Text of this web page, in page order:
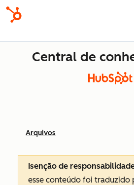
Central de
Arquivos
Isenção de
esse conteúdo foi traduzido